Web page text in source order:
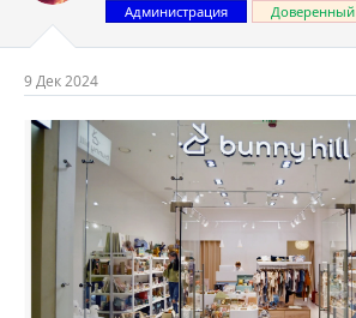
т
м
ы
а
ч
а
а
Администрация
Доверенный
9 Дек 2024